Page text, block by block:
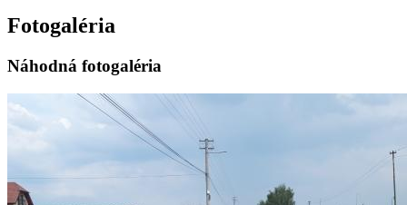
Fotogaléria
Náhodná fotogaléria